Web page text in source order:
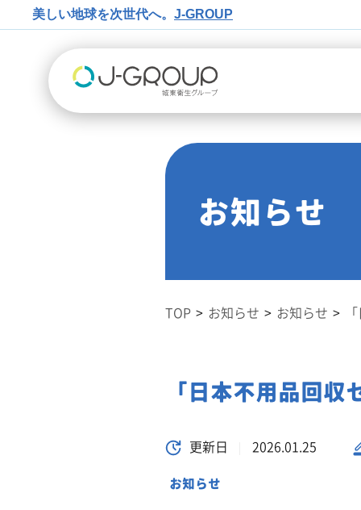
美しい地球を次世代へ。 J-GROUP
お知らせ
TOP お知らせ お知らせ
「日本不用品回収
更新日 2026.01.25
お知らせ